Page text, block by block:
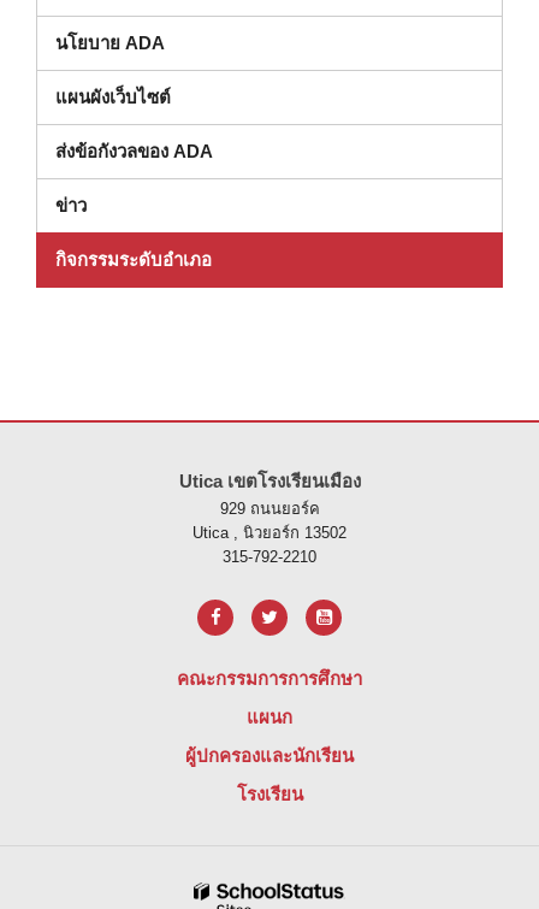
นโยบาย ADA
แผนผังเว็บไซต์
ส่งข้อกังวลของ ADA
ข่าว
กิจกรรมระดับอําเภอ
Utica เขตโรงเรียนเมือง
929 ถนนยอร์ค
Utica , นิวยอร์ก 13502
315-792-2210
คณะกรรมการการศึกษา
แผนก
ผู้ปกครองและนักเรียน
โรงเรียน